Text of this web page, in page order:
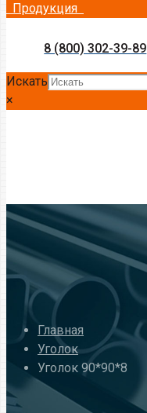
Продукция
8 (800) 302-39-89
Искать
×
Главная
Уголок
Уголок 90*90*8